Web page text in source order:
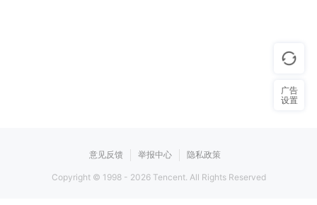
意见反馈 举报中心 隐私政策
Copyright © 1998 - 2026Tencent. All Rights Reserved
广告
设置